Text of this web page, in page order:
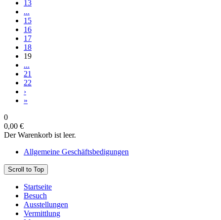
13
...
15
16
17
18
19
...
21
22
›
»
0
0,00 €
Der Warenkorb ist leer.
Allgemeine Geschäftsbedigungen
Scroll to Top
Startseite
Besuch
Ausstellungen
Vermittlung